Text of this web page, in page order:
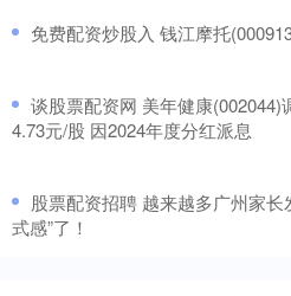
免费配资炒股入 钱江摩托
谈股票配资网 美年健康
4.73元/股 因2024年度分红派息
股票配资招聘 越来越多广州家
式感”了！